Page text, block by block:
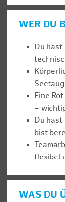
WER DU
Du hast
Eine
–
Du hast
bist
flexibel
WAS DU